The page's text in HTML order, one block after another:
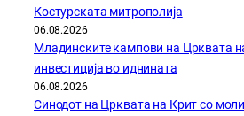
Костурската митрополија
06.08.2026
Младинските кампови на Црквата
инвестиција во иднината
06.08.2026
Синодот на Црквата на Крит со